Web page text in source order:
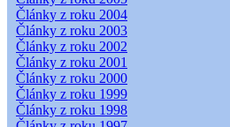
Články z roku 2004
Články z roku 2003
Články z roku 2002
Články z roku 2001
Články z roku 2000
Články z roku 1999
Články z roku 1998